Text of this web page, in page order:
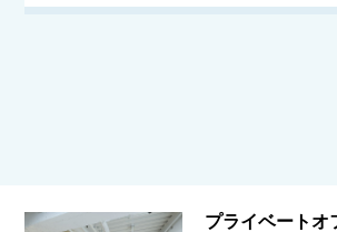
プライベートオ